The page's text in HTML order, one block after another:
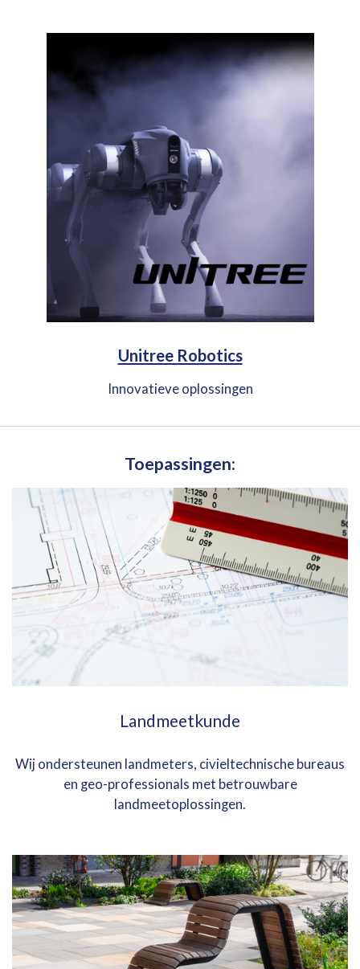
Unitree Robotics
Innovatieve oplossingen
Toepassingen:
Landmeetkunde
Wij ondersteunen landmeters, civieltechnische bureaus
en geo-professionals met betrouwbare
landmeetoplossingen.